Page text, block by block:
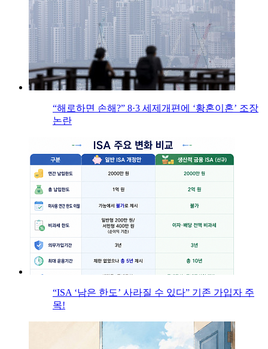
“해로하면 손해?” 8·3 세제개편에 ‘황혼이혼’ 조장
논란
“ISA ‘남은 한도’ 사라질 수 있다” 기존 가입자 주
목!